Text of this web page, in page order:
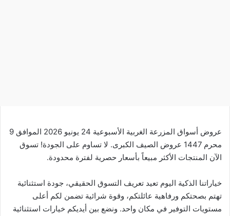
عروض أسواق المزرعة الغربية الأسبوعية 24 يونيو 2026 الموافق 9
محرم 1447 عروض الصيف الكبرى. لا تساوم على الجودة!
تسوق
الآن المنتجات الأكثر مبيعاً بأسعار حصرية لفترة محدودة.
خياراتنا الذكية اليوم تعيد تعريف التسوق الحقيقي، جودة استثنائية
تهتم بصحتكم ورفاهية عائلتكم، وقوة شرائية تضمن لكم أعلى
مستويات التوفير في مكان واحد. ونضع بين أيديكم خيارات استثنائية